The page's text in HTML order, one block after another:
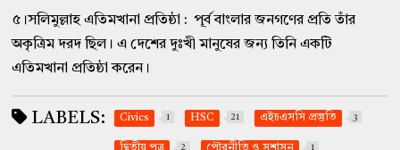
৫।সলিমুল্লাহ এতিমখানা প্রতিষ্ঠা : পূর্ব বাংলার জনগণের প্রতি তাঁর
অকৃত্রিম দরদ ছিল। এ দেশের দুঃখী মানুষের জন্য তিনি একটি
এতিমখানা প্রতিষ্ঠা করেন।
LABELS: Civics 1 HSC 21 এইচএসসি প্রস্তুতি 3
2 1